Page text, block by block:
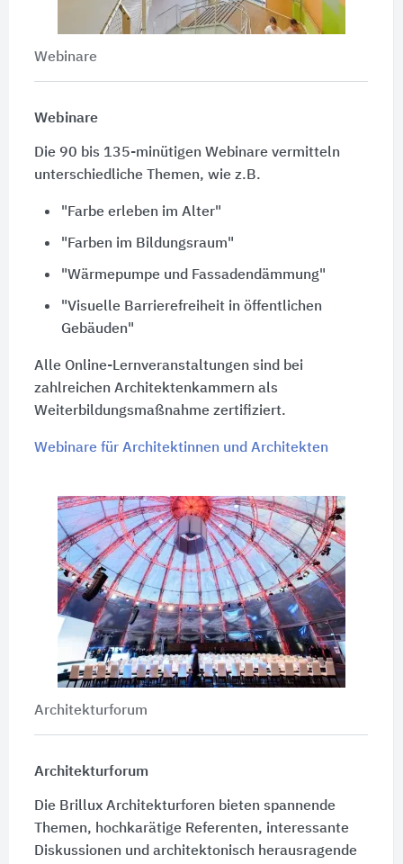
Webinare
Webinare
Die 90 bis 135-minütigen Webinare vermitteln
unterschiedliche Themen, wie z.B.
"Farbe erleben im Alter"
"Farben im Bildungsraum"
"Wärmepumpe und Fassadendämmung"
"Visuelle Barrierefreiheit in öffentlichen
Gebäuden"
Alle Online-Lernveranstaltungen sind bei
zahlreichen Architektenkammern als
Weiterbildungsmaßnahme zertifiziert.
Webinare für Architektinnen und Architekten
Architekturforum
Architekturforum
Die Brillux Architekturforen bieten spannende
Themen, hochkarätige Referenten, interessante
Diskussionen und architektonisch herausragende